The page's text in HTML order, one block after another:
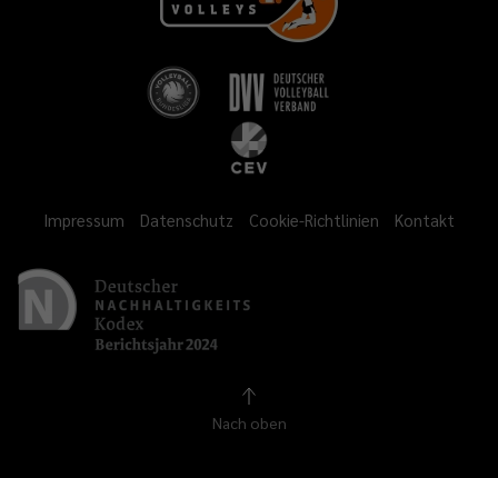
Impressum Datenschutz Cookie-Richtlinien Kontakt
Nach oben